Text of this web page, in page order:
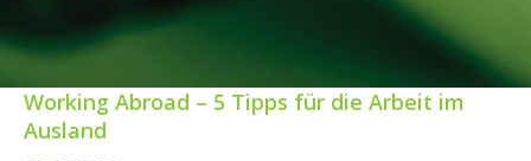
Working Abroad – 5 Tipps für die Arbeit im
Ausland